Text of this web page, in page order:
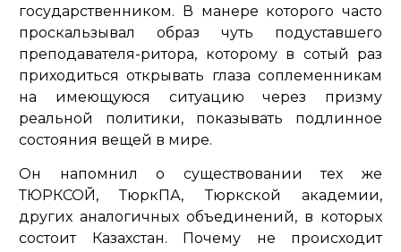
государственником. В манере которого часто
проскальзывал образ чуть подуставшего
преподавателя-ритора, которому в сотый раз
приходиться открывать глаза соплеменникам
на имеющуюся ситуацию через призму
реальной политики, показывать подлинное
состояния вещей в мире.
Он напомнил о существовании тех же
ТЮРКСОЙ, ТюркПА, Тюркской академии,
других аналогичных объединений, в которых
состоит Казахстан. Почему не происходит